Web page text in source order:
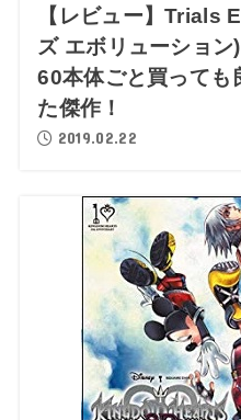
【レビュー】Trials
ズ エボリューショ
60本体ごと買っても
た傑作！
2019.02.22